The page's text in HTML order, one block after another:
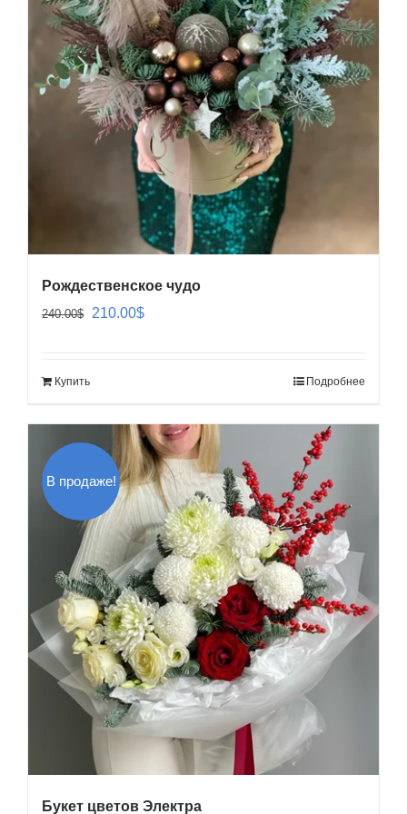
Рождественское чудо
240.00$
Первоначальная
210.00$Текущая
Купить Подробнее
В продаже!
Букет цветов Электра